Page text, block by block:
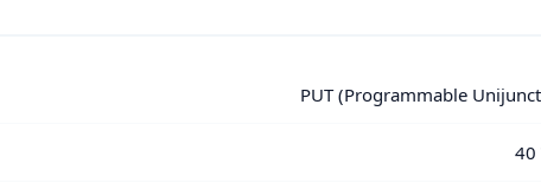
PUT (Programmable
40